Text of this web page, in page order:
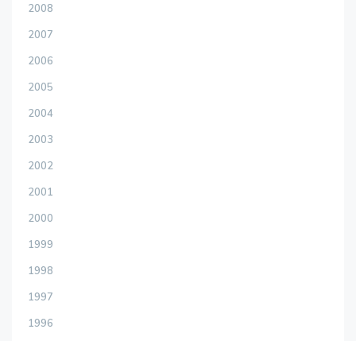
2008
2007
2006
2005
2004
2003
2002
2001
2000
1999
1998
1997
1996